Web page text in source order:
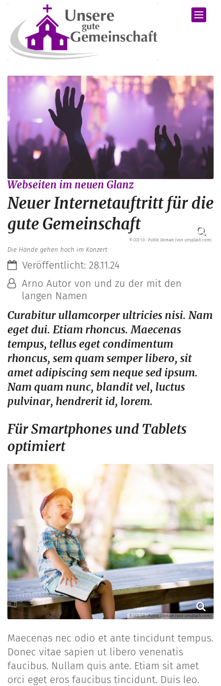
Zum Inhalt springen
© CC0 1.0 - Public Domain (von unsplash.com)
Webseiten im neuen Glanz:
Neuer Internetauftritt für die
gute Gemeinschaft
Die Hände gehen hoch im Konzert
Datum:Veröffentlicht: 28.11.24
Von:Arno Autor von und zu der mit den
langen Namen
Curabitur ullamcorper ultricies nisi. Nam
eget dui. Etiam rhoncus. Maecenas
tempus, tellus eget condimentum
rhoncus, sem quam semper libero, sit
amet adipiscing sem neque sed ipsum.
Nam quam nunc, blandit vel, luctus
pulvinar, hendrerit id, lorem.
Für Smartphones und Tablets
optimiert
© CC0 1.0 - Public Domain (von unsplash.com)
Maecenas nec odio et ante tincidunt tempus.
Donec vitae sapien ut libero venenatis
faucibus. Nullam quis ante. Etiam sit amet
orci eget eros faucibus tincidunt. Duis leo.